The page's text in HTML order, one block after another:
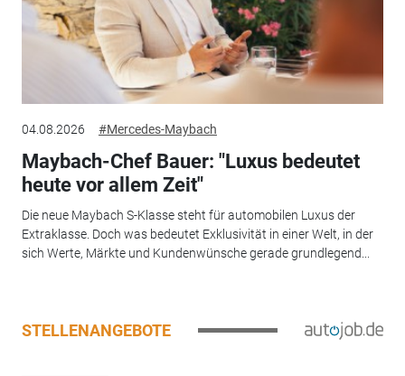
04.08.2026 #Mercedes-Maybach
Maybach-Chef Bauer: "Luxus bedeutet
heute vor allem Zeit"
Die neue Maybach S-Klasse steht für automobilen Luxus der
Extraklasse. Doch was bedeutet Exklusivität in einer Welt, in der
sich Werte, Märkte und Kundenwünsche gerade grundlegend...
STELLENANGEBOTE